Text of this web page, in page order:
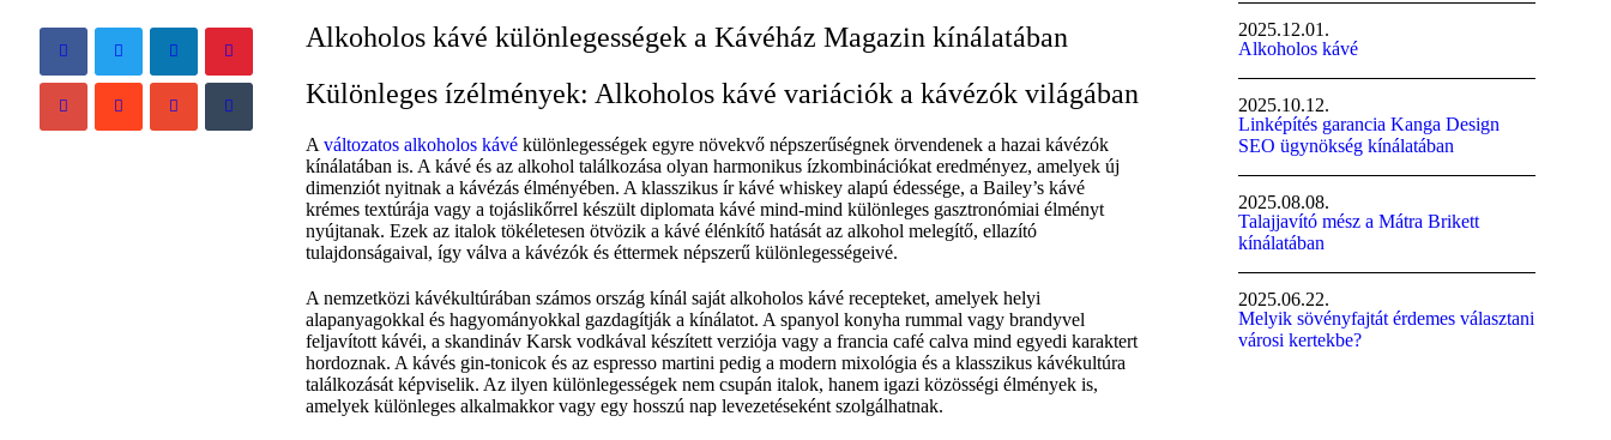
Alkoholos kávé különlegességek a Kávéház Magazin kínálatában
Különleges ízélmények: Alkoholos kávé variációk a kávézók világában
Aváltozatos alkoholos kávé különlegességek egyre növekvő népszerűségnek örvendenek a hazai kávézók
kínálatában is. A kávé és az alkohol találkozása olyan harmonikus ízkombinációkat eredményez, amelyek új
dimenziót nyitnak a kávézás élményében. A klasszikus ír kávé whiskey alapú édessége, a Bailey’s kávé
krémes textúrája vagy a tojáslikőrrel készült diplomata kávé mind-mind különleges gasztronómiai élményt
nyújtanak. Ezek az italok tökéletesen ötvözik a kávé élénkítő hatását az alkohol melegítő, ellazító
tulajdonságaival, így válva a kávézók és éttermek népszerű különlegességeivé.
A nemzetközi kávékultúrában számos ország kínál saját alkoholos kávé recepteket, amelyek helyi
alapanyagokkal és hagyományokkal gazdagítják a kínálatot. A spanyol konyha rummal vagy brandyvel
feljavított kávéi, a skandináv Karsk vodkával készített verziója vagy a francia café calva mind egyedi karaktert
hordoznak. A kávés gin-tonicok és az espresso martini pedig a modern mixológia és a klasszikus kávékultúra
találkozását képviselik. Az ilyen különlegességek nem csupán italok, hanem igazi közösségi élmények is,
amelyek különleges alkalmakkor vagy egy hosszú nap levezetéseként szolgálhatnak.
Alkoholos kávé
2025.12.01.
Linképítés garancia Kanga Design
SEO ügynökség kínálatában
2025.10.12.
Talajjavító mész a Mátra Brikett
kínálatában
2025.08.08.
Melyik sövényfajtát érdemes választani
városi kertekbe?
2025.06.22.